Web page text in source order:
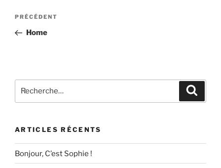
Navigation
l’article
Article
précédent
PRÉCÉDENT
Home
pour
ARTICLES RÉCENTS
Bonjour, C’est Sophie !